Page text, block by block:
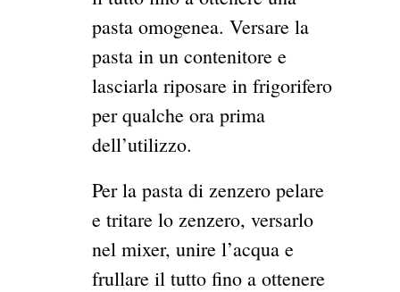
pasta omogenea. Versare la
pasta in un contenitore e
lasciarla riposare in frigorifero
per qualche ora prima
dell’utilizzo.
Per la pasta di zenzero pelare
e tritare lo zenzero, versarlo
nel mixer, unire l’acqua e
frullare il tutto fino a ottenere